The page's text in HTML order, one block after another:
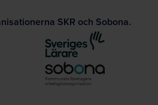
SKR och Sobona.